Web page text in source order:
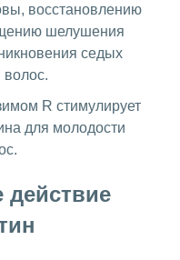
восстановлению
шелушения
седых
волос.
R стимулирует
для молодости
действие